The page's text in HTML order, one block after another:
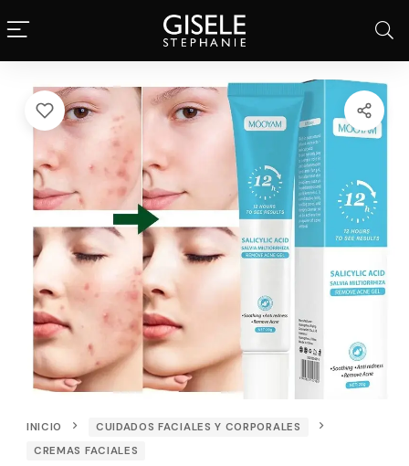
INICIO
CUIDADOS FACIALES Y CORPORALES
CREMAS FACIALES